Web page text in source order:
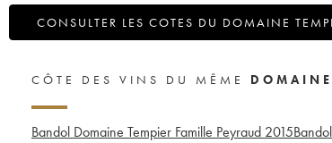
CONSULTER LES COTES DU DOMAINE
CÔTE DES VINS DU MÊME DOMAINE
Bandol Domaine Tempier Famille Peyraud 2015